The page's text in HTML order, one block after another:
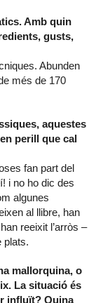
Amb quin
gusts,
Abunden
més de 170
aquestes
perill que cal
fan part del
i no ho dic des
algunes
al llibre, han
reeixit l’arròs –
plats.
mallorquina, o
La situació és
influït? Quina